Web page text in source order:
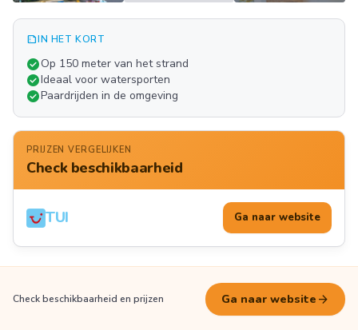
summarizeIN HET KORT
check_circleOp 150 meter van het strand
check_circleIdeaal voor watersporten
check_circlePaardrijden in de omgeving
PRIJZEN VERGELIJKEN
Check beschikbaarheid
TUI Ga naar website
Check beschikbaarheid en prijzen Ga naar website arrow_forward